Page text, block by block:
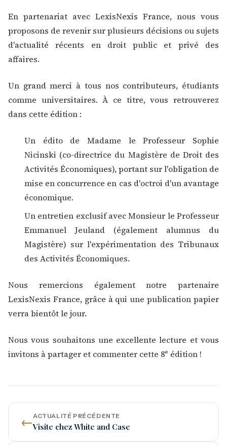
En partenariat avec LexisNexis France, nous vous
proposons de revenir sur plusieurs décisions ou sujets
d'actualité récents en droit public et privé des
affaires.
Un grand merci à tous nos contributeurs, étudiants
comme universitaires. À ce titre, vous retrouverez
dans cette édition :
Un édito de Madame le Professeur Sophie
Nicinski (co-directrice du Magistère de Droit des
Activités Économiques), portant sur l'obligation de
mise en concurrence en cas d'octroi d'un avantage
économique.
Un entretien exclusif avec Monsieur le Professeur
Emmanuel Jeuland (également alumnus du
Magistère) sur l'expérimentation des Tribunaux
des Activités Économiques.
Nous remercions également notre partenaire
LexisNexis France, grâce à qui une publication papier
verra bientôt le jour.
Nous vous souhaitons une excellente lecture et vous
invitons à partager et commenter cette 8ᵉ édition !
←ACTUALITÉ PRÉCÉDENTE
Visite chez White and Case